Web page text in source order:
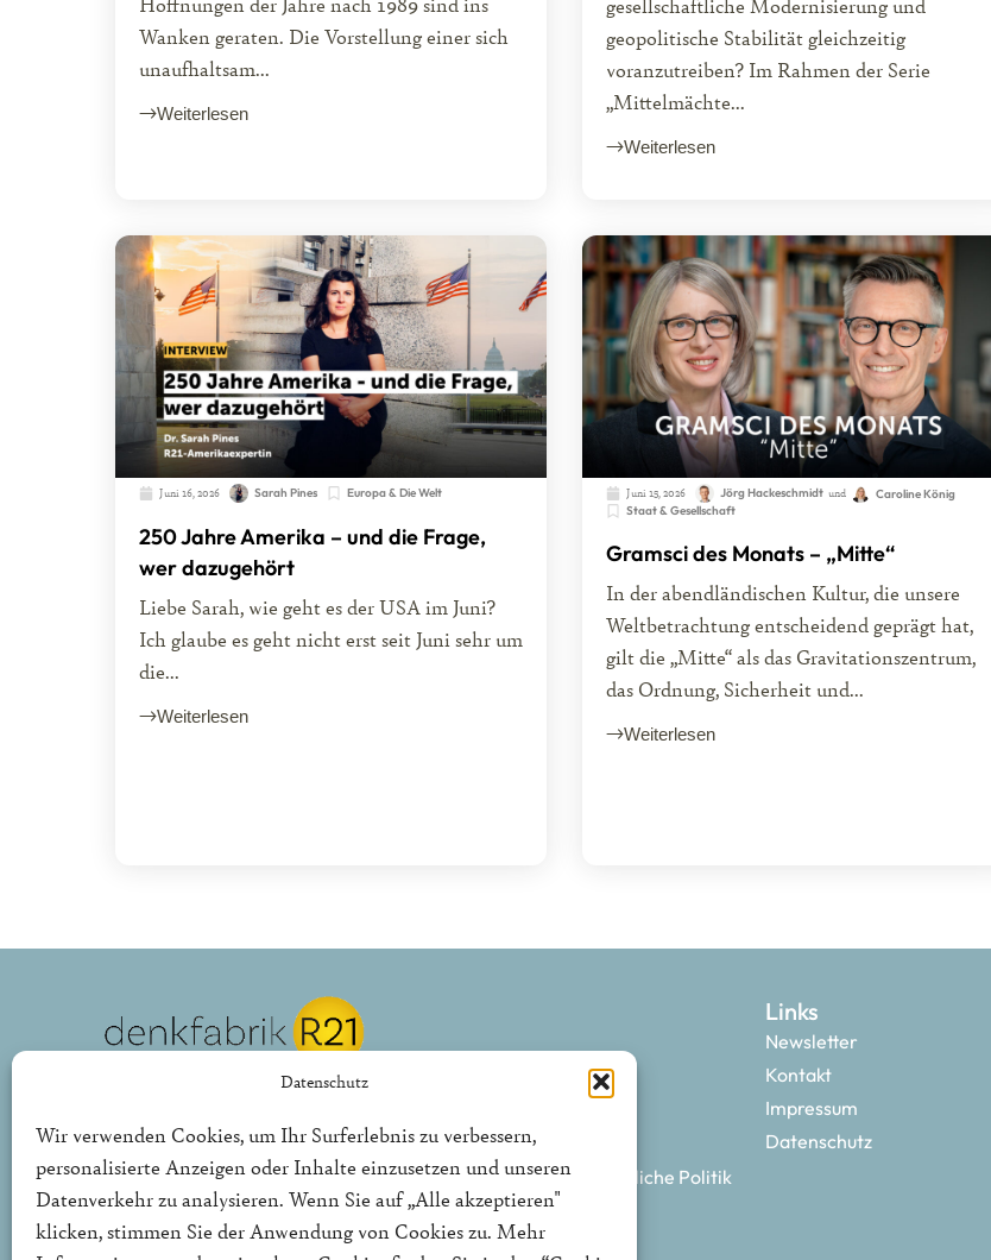
Datenschutz
Wir verwenden Cookies, um Ihr Surferlebnis zu verbessern,
personalisierte Anzeigen oder Inhalte einzusetzen und unseren
Datenverkehr zu analysieren. Wenn Sie auf „Alle akzeptieren"
klicken, stimmen Sie der Anwendung von Cookies zu. Mehr
Wanken geraten. Die Vorstellung einer sich
unaufhaltsam...
Weiterlesen
gesellschaftliche Modernisierung und
geopolitische Stabilität gleichzeitig
voranzutreiben? Im Rahmen der Serie
„Mittelmächte...
Weiterlesen
Juni 16, 2026 Sarah Pines Europa & Die Welt
250 Jahre Amerika – und die Frage,
wer dazugehört
Liebe Sarah, wie geht es der USA im Juni?
Ich glaube es geht nicht erst seit Juni sehr um
die...
Weiterlesen
Juni 15, 2026 Jörg Hackeschmidt und
Caroline König
Staat & Gesellschaft
Gramsci des Monats – „Mitte“
In der abendländischen Kultur, die unsere
Weltbetrachtung entscheidend geprägt hat,
gilt die „Mitte“ als das Gravitationszentrum,
das Ordnung, Sicherheit und...
Weiterlesen
Die Denkfabrik R21 ist ein politischer Thinktank für neue bürgerliche Politik
in Deutschland und Europa.
Links
Newsletter
Kontakt
Impressum
Datenschutz